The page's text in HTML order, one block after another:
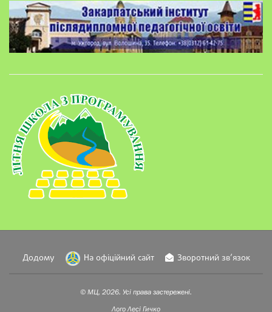
Додому На офіційний сайт Зворотний зв’язок
© МЦ, 2026. Усі права застережені.
Лого Лесі Гичко